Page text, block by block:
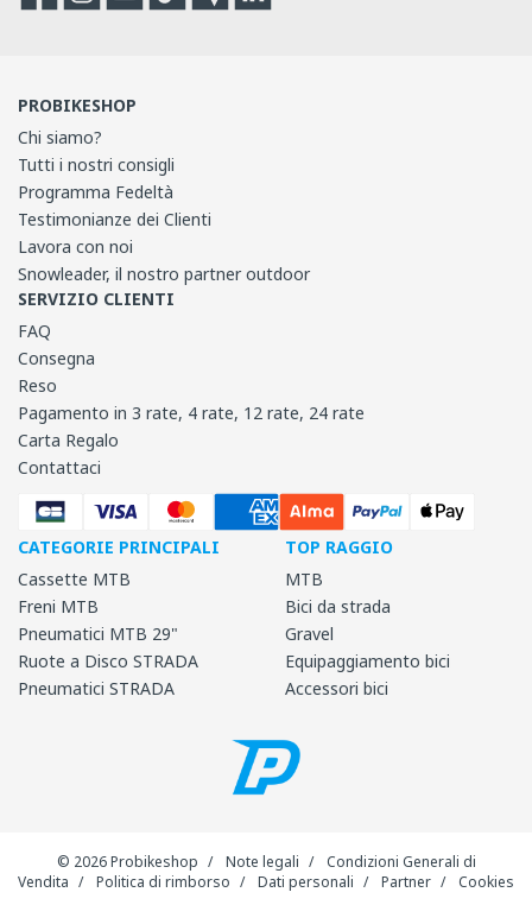
PROBIKESHOP
Chi siamo?
Tutti i nostri consigli
Programma Fedeltà
Testimonianze dei Clienti
Lavora con noi
Snowleader, il nostro partner outdoor
SERVIZIO CLIENTI
FAQ
Consegna
Reso
Pagamento in 3 rate, 4 rate, 12 rate, 24 rate
Carta Regalo
Contattaci
CATEGORIE PRINCIPALI
Cassette MTB
Freni MTB
Pneumatici MTB 29"
Ruote a Disco STRADA
Pneumatici STRADA
TOP RAGGIO
MTB
Bici da strada
Gravel
Equipaggiamento bici
Accessori bici
© 2026 Probikeshop / Note legali /
Condizioni Generali di
Vendita / Politica di rimborso / Dati personali / Partner / Cookies